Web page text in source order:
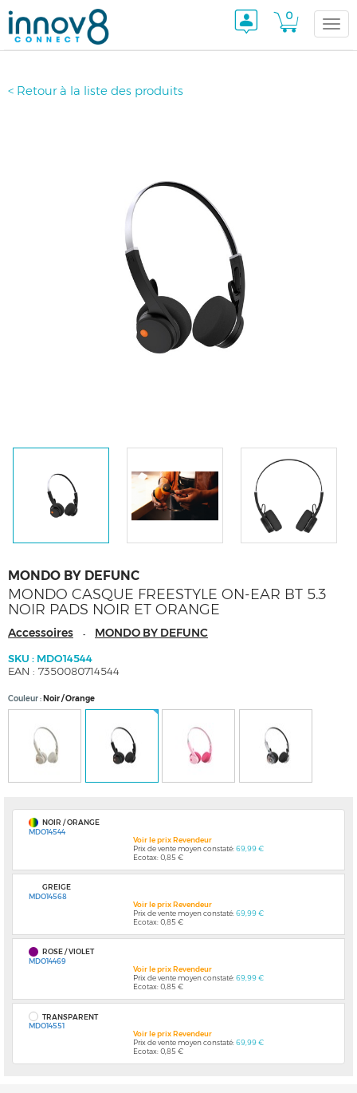
0
< Retour à la liste des produits
MONDO BY DEFUNC
MONDO CASQUE FREESTYLE ON-EAR BT 5.3
NOIR PADS NOIR ET ORANGE
Accessoires - MONDO BY DEFUNC
SKU : MDO14544
EAN : 7350080714544
Couleur Noir / Orange
NOIR / ORANGE
MDO14544
Voir le prix Revendeur
Prix de vente moyen constaté:69,99 €
Ecotax: 0,85 €
GREIGE
MDO14568
Voir le prix Revendeur
Prix de vente moyen constaté:69,99 €
Ecotax: 0,85 €
ROSE / VIOLET
MDO14469
Voir le prix Revendeur
Prix de vente moyen constaté:69,99 €
Ecotax: 0,85 €
TRANSPARENT
MDO14551
Voir le prix Revendeur
Prix de vente moyen constaté:69,99 €
Ecotax: 0,85 €